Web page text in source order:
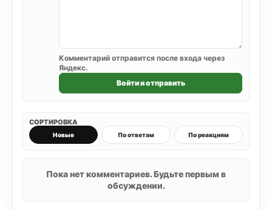
Комментарий отправится после входа через
Яндекс.
Войти и отправить
СОРТИРОВКА
Новые По ответам По реакциям
Пока нет комментариев. Будьте первым в
обсуждении.